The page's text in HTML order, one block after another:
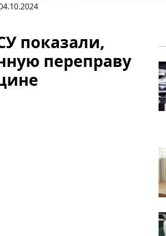
показали,
переправу